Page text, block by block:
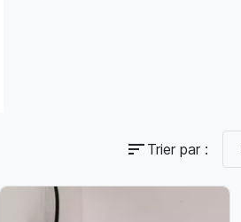
sort Trier par :